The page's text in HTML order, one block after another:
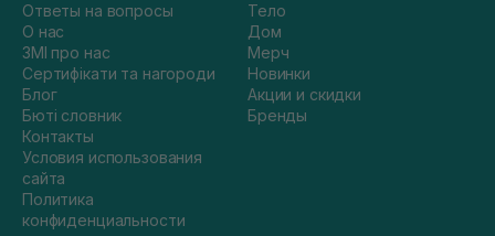
Ответы на вопросы
О нас
ЗМІ про нас
Сертифікати та нагороди
Блог
Бюті словник
Контакты
Условия использования
сайта
Политика
конфиденциальности
Тело
Дом
Мерч
Новинки
Акции и скидки
Бренды